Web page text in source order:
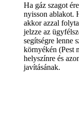
Ha gáz szagot
nyisson ablakot.
akkor azzal
jelzze az
segítségre lenne
környékén (Pest
helyszínre és
javításának.